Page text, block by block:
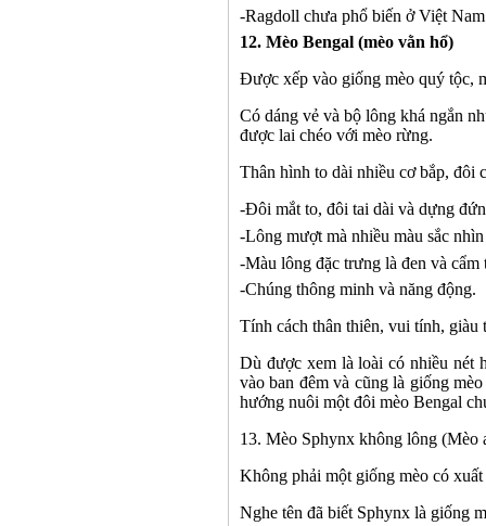
-Ragdoll chưa phổ biến ở Việt
12. Mèo Bengal (mèo vằn hổ)
Được xếp vào giống mèo quý tộc,
Có dáng vẻ và bộ lông khá ngắn
được lai chéo với mèo rừng.
Thân hình to dài nhiều cơ bắp, đôi
-Đôi mắt to, đôi tai dài và dựng
-Lông mượt mà nhiều màu sắc
-Màu lông đặc trưng là đen và cẩm
-Chúng thông minh và năng động.
Tính cách thân thiên, vui tính,
Dù được xem là loài có nhiều nét
vào ban đêm và cũng là giống
hướng nuôi một đôi mèo Bengal
13. Mèo Sphynx không lông (Mèo
Không phải một giống mèo có
Nghe tên đã biết Sphynx là giống